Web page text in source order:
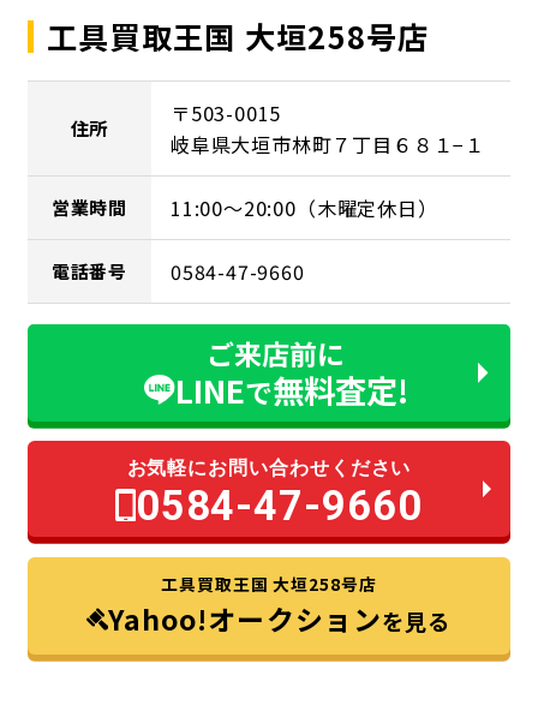
工具買取王国 大垣258号店
住所
〒503-0015
岐阜県大垣市林町７丁目６８１−１
営業時間 11:00～20:00（木曜定休日）
電話番号 0584-47-9660
ご来店前に
LINEで無料査定!
お気軽にお問い合わせください
0584-47-9660
工具買取王国 大垣258号店
Yahoo!オークションを見る